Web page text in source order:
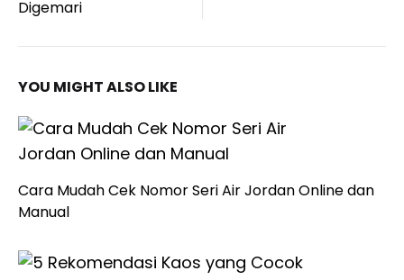
Digemari
YOU MIGHT ALSO LIKE
Cara Mudah Cek Nomor Seri Air Jordan Online dan
Manual